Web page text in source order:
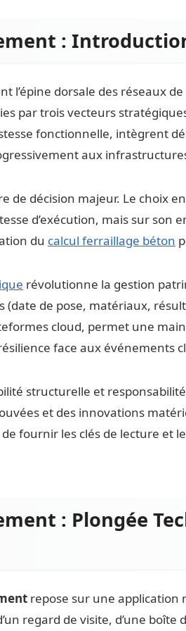
:
l’épine dorsale des réseaux
par trois vecteurs
fonctionnelle, intègrent
aux
de décision majeur. Le
d’exécution, mais sur
du calcul ferraillage béton
révolutionne la gestion
de pose, matériaux,
cloud, permet une
face aux événements
structurelle et
et des innovations
fournir les clés de lecture et
: Plongée
repose sur une application
regard de visite, d’une